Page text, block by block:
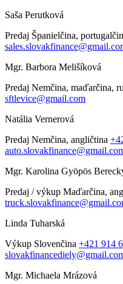
Saša Perutková
Predaj Španielčina,
Mgr. Barbora Melišíková
Predaj Nemčina, maďarčina,
sftlevice@gmail.com
Natália Vernerová
Predaj Nemčina, angličtina
Mgr. Karolina Gyöpös
Predaj / výkup Maďarčina,
Linda Tuharská
Výkup Slovenčina +421 914
Mgr. Michaela Mrázová